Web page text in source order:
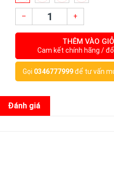
– +
THÊM VÀO GIỎ
Cam kết chính hãng /
Gọi 0346777999để tư vấn
Đánh giá